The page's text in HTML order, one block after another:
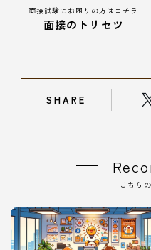
面接試験にお困りの方はコチラ
面接のトリセツ
SHARE
こちら